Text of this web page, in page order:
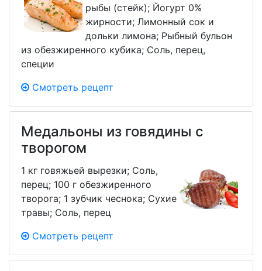
рыбы (стейк); Йогурт 0%
жирности; Лимонный сок и
дольки лимона; Рыбный бульон
из обезжиренного кубика; Соль, перец,
специи
Смотреть рецепт
Медальоны из говядины с
творогом
1 кг говяжьей вырезки; Соль,
перец; 100 г обезжиренного
творога; 1 зубчик чеснока; Сухие
травы; Соль, перец
Смотреть рецепт